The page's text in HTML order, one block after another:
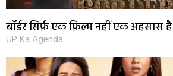
बॉर्डर सिर्फ़ एक फ़िल्म नहीं एक अहसास है
UP Ka Agenda